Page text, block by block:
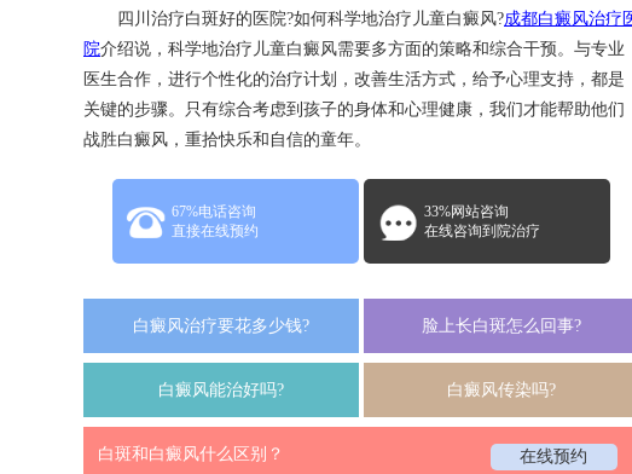
四川治疗白斑好的医院?如何科学地治疗儿童白癜风?成都白癜风治疗
院介绍说，科学地治疗儿童白癜风需要多方面的策略和综合干预。与专业
医生合作，进行个性化的治疗计划，改善生活方式，给予心理支持，都是
关键的步骤。只有综合考虑到孩子的身体和心理健康，我们才能帮助他们
战胜白癜风，重拾快乐和自信的童年。
67%电话咨询
直接在线预约
33%网站咨询
在线咨询到院治疗
白癜风治疗要花多少钱? 脸上长白斑怎么回事?
白癜风能治好吗? 白癜风传染吗?
白斑和白癜风什么区别？ 在线预约